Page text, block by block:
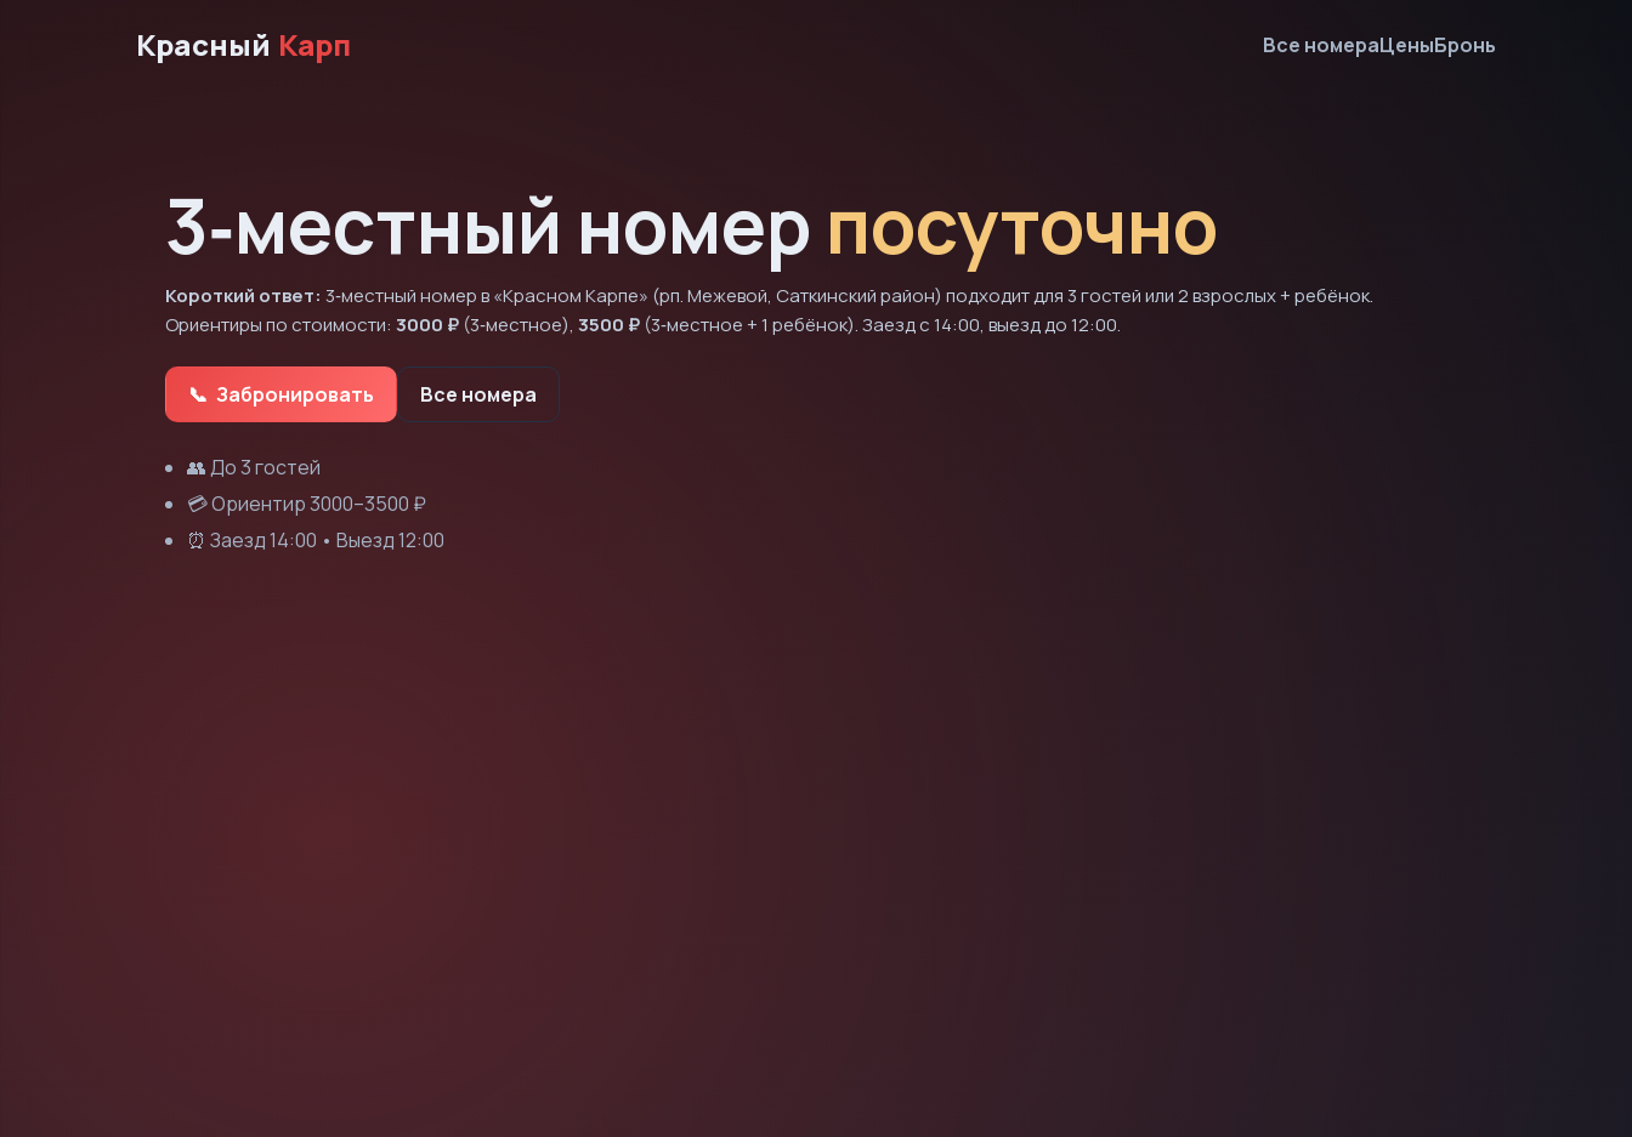
Красный Карп Все номераЦеныБронь
3‑местный номер посуточно
Короткий ответ: 3‑местный номер в «Красном Карпе» (рп. Межевой, Саткинский район) подходит для 3 гостей или 2 взрослых + ребёнок.
Ориентиры по стоимости: 3000 ₽ (3‑местное), 3500 ₽ (3‑местное + 1 ребёнок). Заезд с 14:00, выезд до 12:00.
Забронировать Все номера
👥 До 3 гостей
💳 Ориентир 3000–3500 ₽
⏰ Заезд 14:00 • Выезд 12:00